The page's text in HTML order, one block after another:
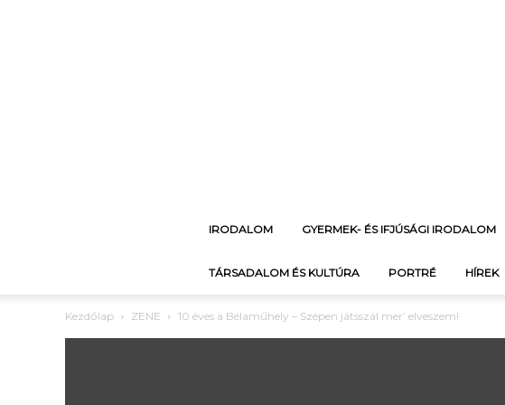
IRODALOM GYERMEK- ÉS IFJÚSÁGI IRODALOM
TÁRSADALOM ÉS KULTÚRA PORTRÉ HÍREK
Kezdőlap ZENE 10 éves a Bélaműhely – Szépen játsszál mer’ elveszem!